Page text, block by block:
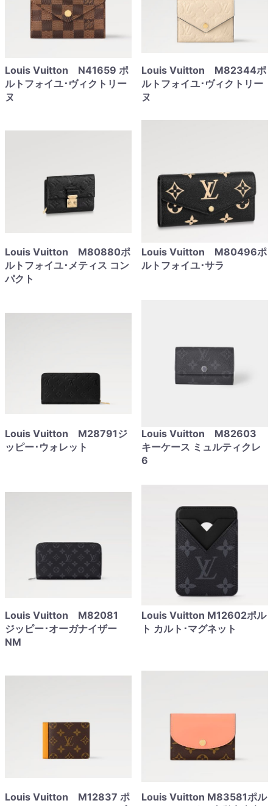
Louis Vuitton N41659 ポ
ルトフォイユ･ヴィクトリー
ヌ
Louis Vuitton M82344ポ
ルトフォイユ･ヴィクトリー
ヌ
Louis Vuitton M80880ポ
ルトフォイユ･メティス コン
パクト
Louis Vuitton M80496ポ
ルトフォイユ･サラ
Louis Vuitton M28791ジ
ッピー･ウォレット
Louis Vuitton M82603
キーケース ミュルティクレ
6
Louis Vuitton M82081
ジッピー･オーガナイザー
NM
Louis Vuitton M12602ポル
ト カルト･マグネット
Louis Vuitton M12837 ポ
Louis Vuitton M83581ポル